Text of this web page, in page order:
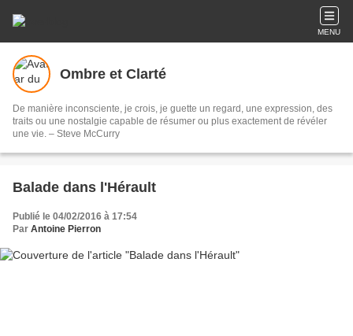
MENU
Ombre et Clarté
De manière inconsciente, je crois, je guette un regard, une expression, des
traits ou une nostalgie capable de résumer ou plus exactement de révéler
une vie. – Steve McCurry
Balade dans l'Hérault
Publié le 04/02/2016 à 17:54
Par Antoine Pierron